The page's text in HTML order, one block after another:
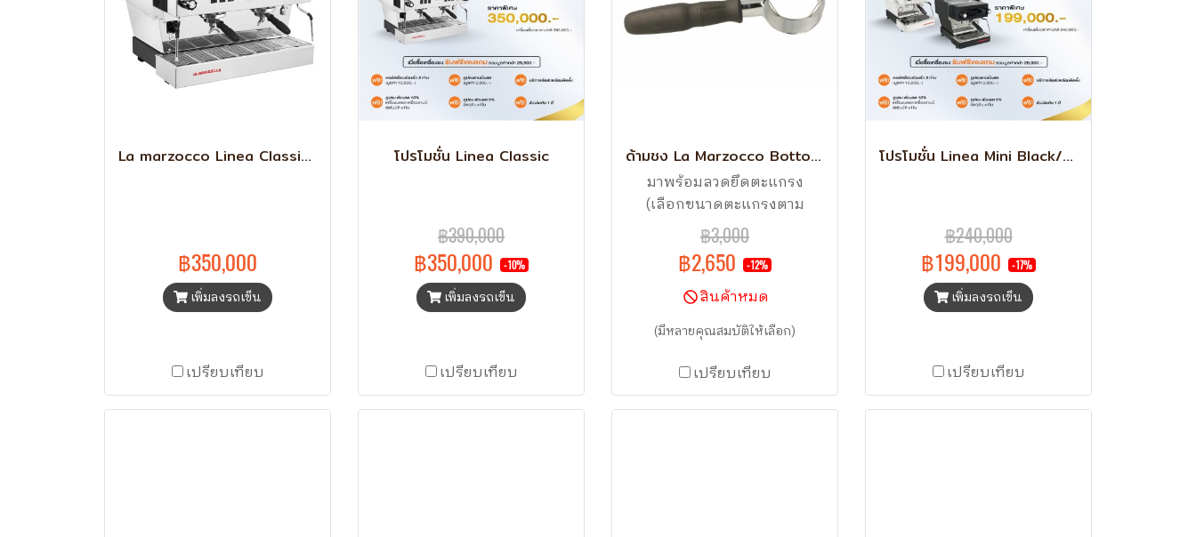
La marzocco Linea Classic S AV
฿350,000
เพิ่มลงรถเข็น
เปรียบเทียบ
โปรโมชั่น Linea Classic
฿390,000
฿350,000 -10%
เพิ่มลงรถเข็น
เปรียบเทียบ
ด้ามชง La Marzocco Bottomless ของแท้ Lot 2024
มาพร้อมลวดยึดตะแกรง
(เลือกขนาดตะแกรงตาม
ต้องการ) สินค้าของแท้จาก
โรงงาน La Marzocco รองรับ
เครื่องชงกาแฟ ลามาซอคโก้
ทุกรุ่น ยกเว้น KB80 และ
฿3,000
฿2,650 -12%
สินค้าหมด
(มีหลายคุณสมบัติให้เลือก)
เปรียบเทียบ
โปรโมชั่น Linea Mini Black/White (Wifi)
฿240,000
฿199,000 -17%
เพิ่มลงรถเข็น
เปรียบเทียบ